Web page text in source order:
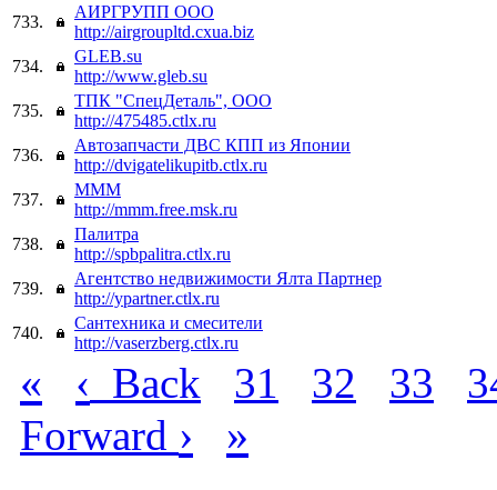
733.
АИРГРУПП ООО
http://airgroupltd.cxua.biz
734.
GLEB.su
http://www.gleb.su
735.
ТПК "СпецДеталь", ООО
http://475485.ctlx.ru
736.
Автозапчасти ДВС КПП из Японии
http://dvigatelikupitb.ctlx.ru
737.
МММ
http://mmm.free.msk.ru
738.
Палитра
http://spbpalitra.ctlx.ru
739.
Агентство недвижимости Ялта Партнер
http://ypartner.ctlx.ru
740.
Сантехника и смесители
http://vaserzberg.ctlx.ru
« ‹ Back 31 32 33
Forward › »